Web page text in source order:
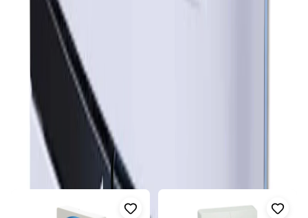
LK Systems AB
Upptäck LK Systems AB:s högkvalitativa rumstermostat W
ICS.2 i vit, högblank design. Denna innovativa termostat är
konstruerad för att säkerställa optimal temperaturreglering i ditt
hem eller kontor, och erbjuder både trådförbundet (W) och
trådlöst (RF) utförande.
Produktinformation
Modellnummer:2434621
Rums-/Utegivare
Visa mer
Fler produkter i samma kategori